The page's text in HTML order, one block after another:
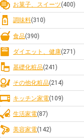
お菓子、スイーツ(400)
調味料(310)
食品(390)
ダイエット、健康(271)
基礎化粧品(241)
その他化粧品(214)
キッチン家電(109)
生活家電(87)
美容家電(142)